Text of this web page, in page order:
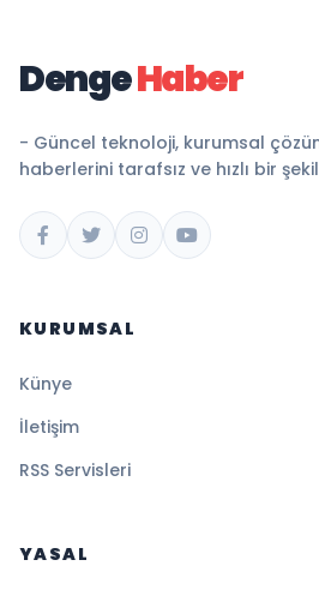
DengeHaber
- Güncel teknoloji, kurumsal
haberlerini tarafsız ve hızlı bir
KURUMSAL
Künye
İletişim
RSS Servisleri
YASAL